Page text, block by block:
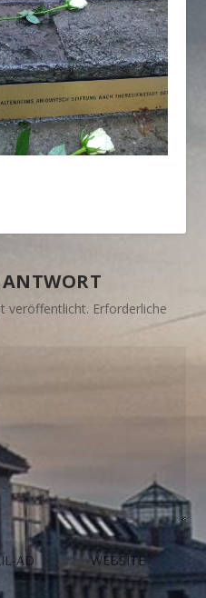
veröffentlicht. Erforderliche